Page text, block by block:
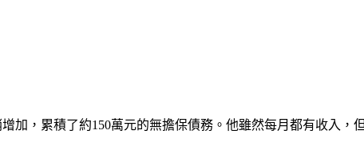
加，累積了約150萬元的無擔保債務。他雖然每月都有收入，